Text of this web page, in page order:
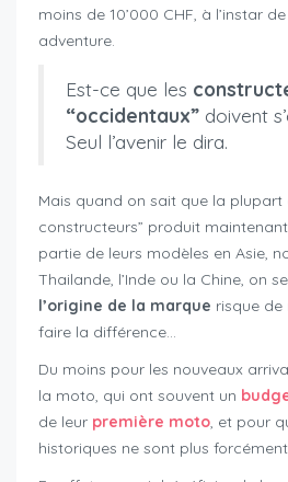
moins de 10’000 CHF, à l’instar
adventure.
Est-ce que les
“occidentaux” doivent
Seul l’avenir le dira.
Mais quand on sait que la plupart
constructeurs” produit
partie de leurs modèles en Asie,
Thailande, l’Inde ou la Chine, on
l’origine de la marque risque
faire la différence…
Du moins pour les nouveaux
la moto, qui ont souvent un
de leur première moto, et pour
historiques ne sont plus